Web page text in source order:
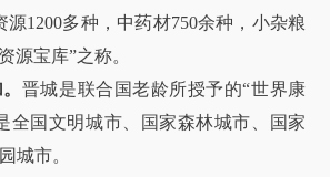
源1200多种，中药材750余种，小杂粮
源宝库”之称。
晋城是联合国老龄所授予的“世界康
全国文明城市、国家森林城市、国家
城市。